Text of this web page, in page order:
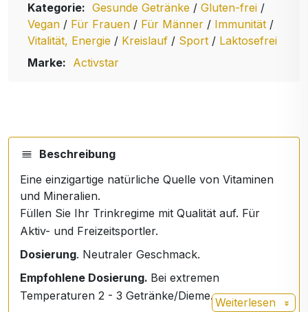
Kategorie: Gesunde Getränke / Gluten-frei /
Vegan / Für Frauen / Für Männer / Immunität /
Vitalität, Energie / Kreislauf / Sport / Laktosefrei
Marke: Activstar
Beschreibung
Eine einzigartige natürliche Quelle von Vitaminen
und Mineralien.
Füllen Sie Ihr Trinkregime mit Qualität auf. Für
Aktiv- und Freizeitsportler.
Dosierung. Neutraler Geschmack.
Empfohlene Dosierung. Bei extremen
Temperaturen 2 - 3 Getränke/Dieme.Weiterlesen